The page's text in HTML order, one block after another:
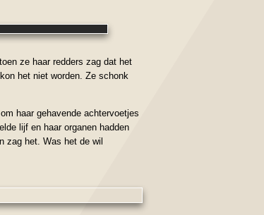
ze haar redders zag dat het
het niet worden. Ze schonk
haar gehavende achtervoetjes
lijf en haar organen hadden
zag het. Was het de wil